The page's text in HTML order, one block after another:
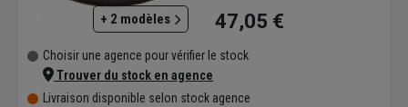
+ 2 modèles
⌀58 mm - 100 pièces
47,05 €
Choisir une agence pour vérifier le stock
Trouver du stock en agence
Livraison disponible selon stock agence